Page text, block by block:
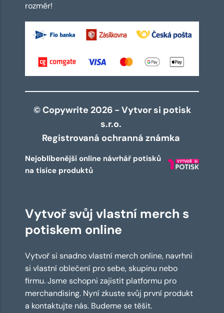
rozměr!
© Copywrite 2026 - Vytvor si potisk
s.r.o.
Registrovaná ochranná známka
Nejoblíbenější online návrhář potisků
na tisíce produktů
Vytvoř svůj vlastní merch s
potiskem online
Vytvoř si snadno vlastní merch online, navrhni
si vlastní oblečení pro sebe, skupinu nebo
firmu. Jsme schopni zajistit platformu pro
merchandising. Nyní zkuste svůj první produkt
a kontaktujte nás. Budeme se těšit.